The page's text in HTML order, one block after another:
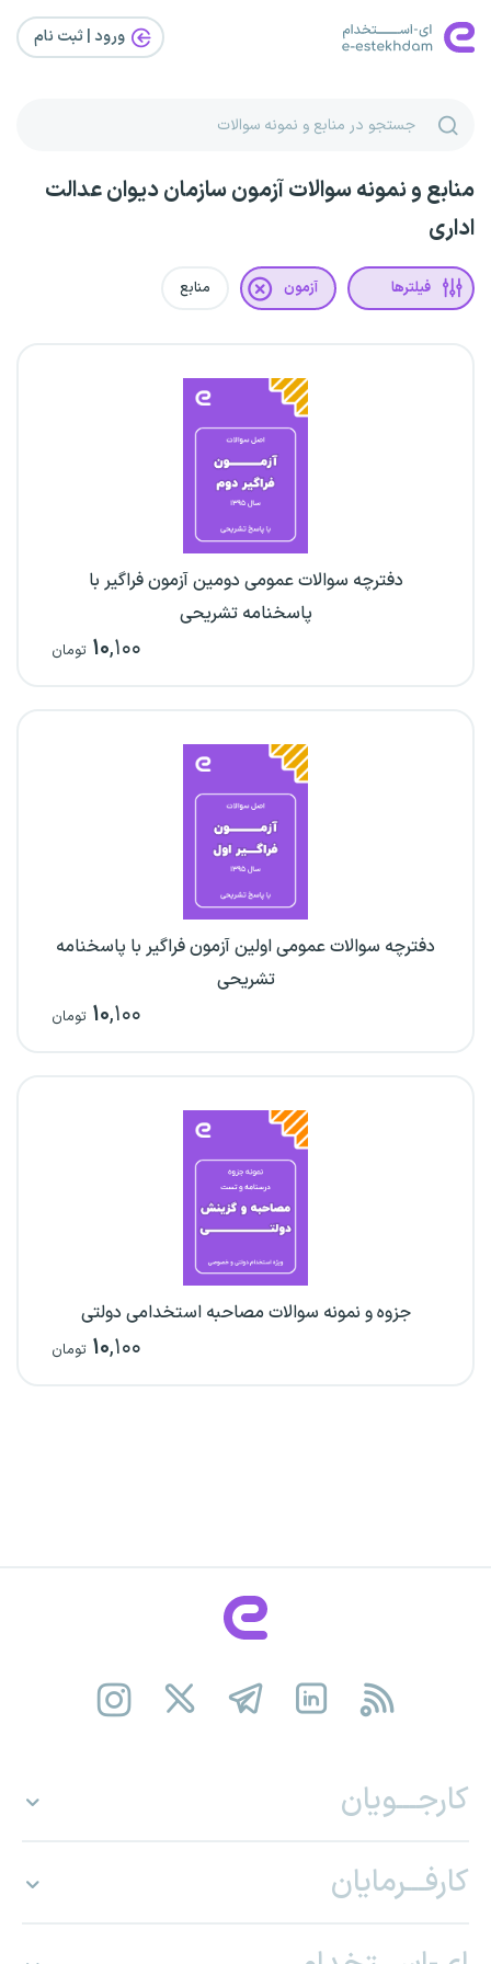
ورود | ثبت‌ نام
منابع و نمونه سوالات آزمون سازمان دیوان عدالت
اداری
فیلترها آزمون منابع
دفترچه سوالات عمومی دومین آزمون فراگیر با
پاسخنامه تشریحی
۱۰,۱۰۰ تومان
دفترچه سوالات عمومی اولین آزمون فراگیر با پاسخنامه
تشریحی
۱۰,۱۰۰ تومان
جزوه و نمونه سوالات مصاحبه استخدامی دولتی
۱۰,۱۰۰ تومان
کارجـــویان
کارفـــرمایان